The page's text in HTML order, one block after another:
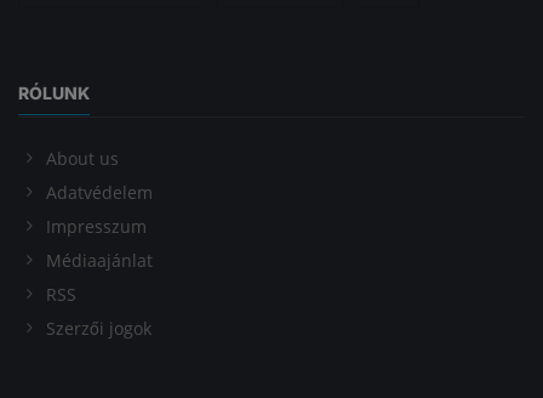
RÓLUNK
About us
Adatvédelem
Impresszum
Médiaajánlat
RSS
Szerzői jogok